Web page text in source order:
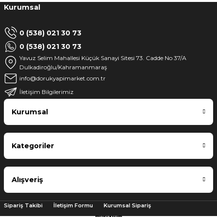
Kurumsal
0 (538) 021 30 73
0 (538) 021 30 73
Yavuz Selim Mahallesi Küçük Sanayi Sitesi 73. Cadde No 37/A
Dulkadiroğlu/Kahramanmaraş
info@dorukyapimarket.com.tr
İletişim Bilgilerimiz
Kurumsal
Kategoriler
Alışveriş
Sipariş Takibi İletişim Formu Kurumsal Sipariş